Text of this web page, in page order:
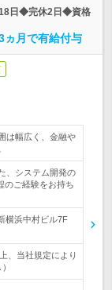
日◆完休2日◆資格
ヵ月で有給付与
は幅広く、金融や
、システム開発の
のご経験をお持ち
横浜中村ビル7F
、当社規定により